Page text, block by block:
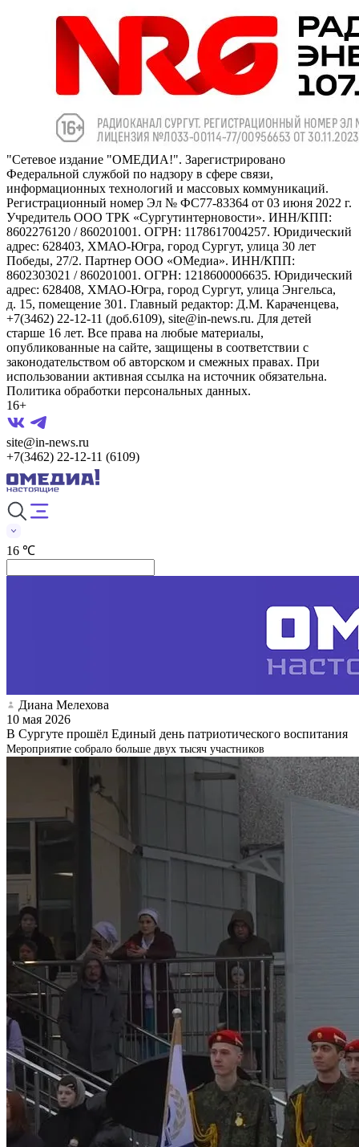
"Сетевое издание "ОМЕДИА!". Зарегистрировано
Федеральной службой по надзору в сфере связи,
информационных технологий и массовых коммуникаций.
Регистрационный номер Эл № ФС77-83364 от 03 июня 2022 г.
Учредитель ООО ТРК «Сургутинтерновости». ИНН/КПП:
8602276120 / 860201001. ОГРН: 1178617004257. Юридический
адрес: 628403, ХМАО-Югра, город Сургут, улица 30 лет
Победы, 27/2. Партнер ООО «ОМедиа». ИНН/КПП:
8602303021 / 860201001. ОГРН: 1218600006635. Юридический
адрес: 628408, ХМАО-Югра, город Сургут, улица Энгельса,
д. 15, помещение 301. Главный редактор: Д.М. Караченцева,
+7(3462) 22-12-11 (доб.6109), site@in-news.ru. Для детей
старше 16 лет. Все права на любые материалы,
опубликованные на сайте, защищены в соответствии с
законодательством об авторском и смежных правах. При
использовании активная ссылка на источник обязательна.
Политика обработки персональных данных.
16+
site@in-news.ru
+7(3462) 22-12-11 (6109)
16 ℃
Диана Мелехова
10 мая 2026
В Сургуте прошёл Единый день патриотического воспитания
Мероприятие собрало больше двух тысяч участников